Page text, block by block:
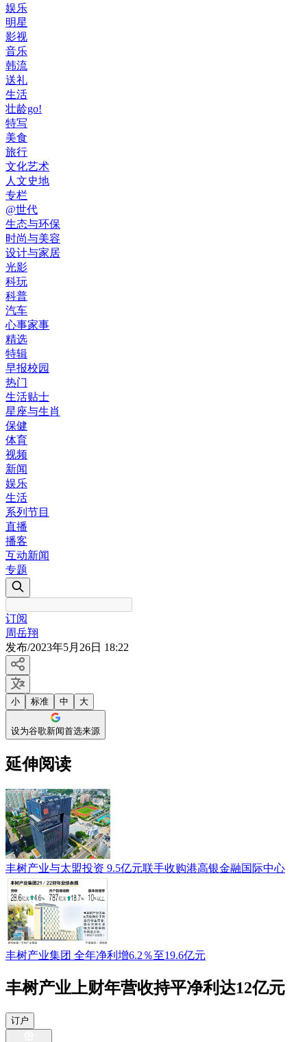
娱乐
明星
影视
音乐
韩流
送礼
生活
壮龄go!
特写
美食
旅行
文化艺术
人文史地
专栏
@世代
生态与环保
时尚与美容
设计与家居
光影
科玩
科普
汽车
心事家事
精选
特辑
早报校园
热门
生活贴士
星座与生肖
保健
体育
视频
新闻
娱乐
生活
系列节目
直播
播客
互动新闻
专题
订阅
周岳翔
发布/2023年5月26日 18:22
小 标准 中 大
设为谷歌新闻首选来源
延伸阅读
丰树产业与太盟投资 9.5亿元联手收购港高银金融国际中心
丰树产业集团 全年净利增6.2％至19.6亿元
丰树产业上财年营收持平净利达12亿元
订户